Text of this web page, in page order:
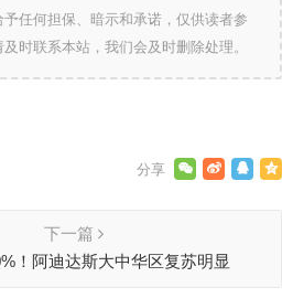
任何担保、暗示和承诺，仅供读者参
时联系本站，我们会及时删除处理。
下一篇
！阿迪达斯大中华区复苏明显